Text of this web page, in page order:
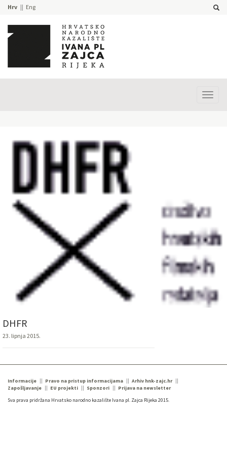
Hrv Eng
DHFR
23. lipnja 2015.
Informacije Pravo na pristup informacijama
Arhiv hnk-zajc.hr
Zapošljavanje
EU projekti Sponzori
Prijava na newsletter
Sva prava pridržana Hrvatsko narodno kazalište Ivana pl. Zajca Rijeka 2015.